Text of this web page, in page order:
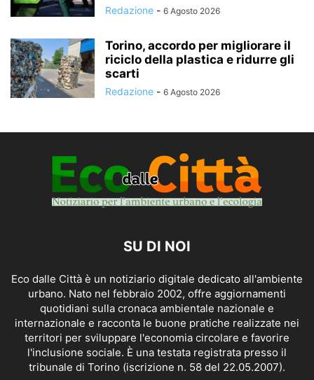
Redazione - 6 Agosto 2026
Torino, accordo per migliorare il
riciclo della plastica e ridurre gli
scarti
Redazione - 6 Agosto 2026
SU DI NOI
Eco dalle Città è un notiziario digitale dedicato all'ambiente
urbano. Nato nel febbraio 2002, offre aggiornamenti
quotidiani sulla cronaca ambientale nazionale e
internazionale e racconta le buone pratiche realizzate nei
territori per sviluppare l'economia circolare e favorire
l'inclusione sociale. È una testata registrata presso il
tribunale di Torino (iscrizione n. 58 del 22.05.2007).